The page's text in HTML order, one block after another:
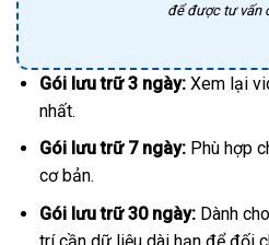
để được tư vấn
Gói lưu trữ 3 ngày:Xem lại
nhất.
Gói lưu trữ 7 ngày:Phù hợp
cơ bản.
Gói lưu trữ 30 ngày:Dành